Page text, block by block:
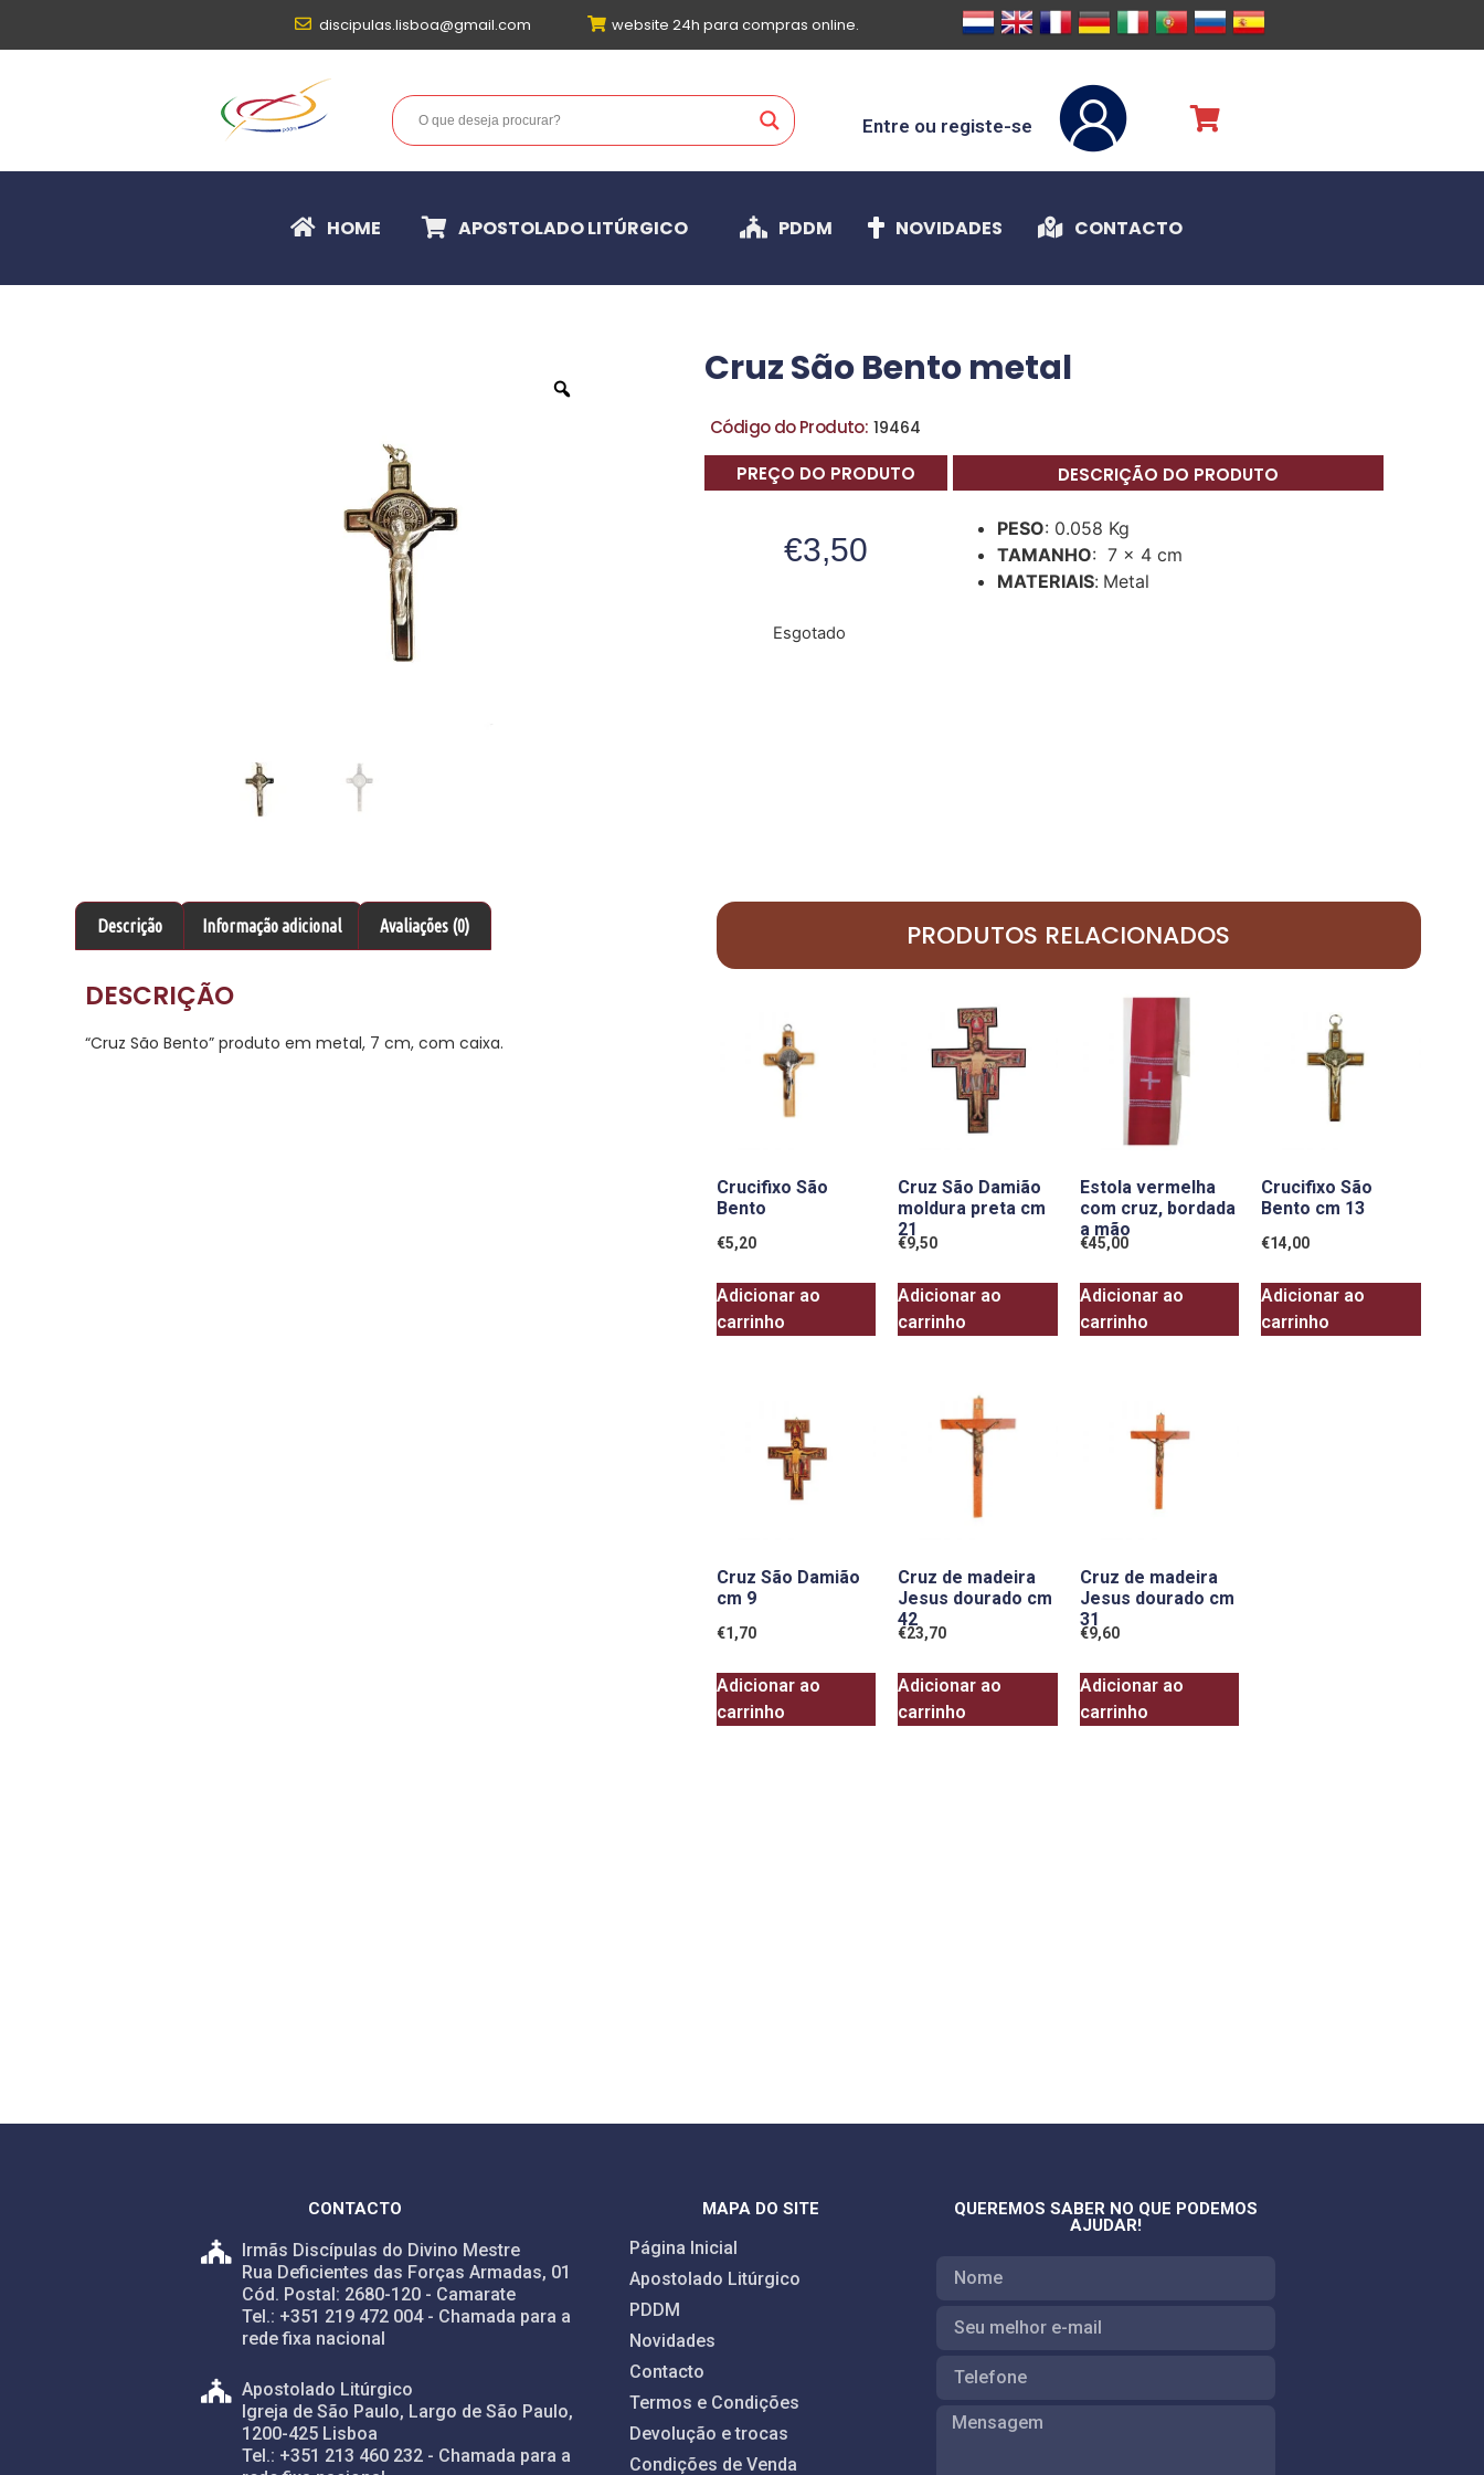
discipulas.lisboa@gmail.com website 24h para compras online.
Entre ou registe-se
HOME APOSTOLADO LITÚRGICO PDDM NOVIDADES CONTACTO
Cruz São Bento metal
Código do Produto: 19464
PREÇO DO PRODUTO
€3,50
DESCRIÇÃO DO PRODUTO
PESO: 0.058 Kg
TAMANHO: 7 x 4 cm
MATERIAIS: Metal
Esgotado
Descrição Informação adicional Avaliações (0)
DESCRIÇÃO
“Cruz São Bento” produto em metal, 7 cm, com caixa.
PRODUTOS RELACIONADOS
Crucifixo São
Bento
€5,20
Adicionar ao
carrinho
Cruz São Damião
moldura preta cm
21
€9,50
Adicionar ao
carrinho
Estola vermelha
com cruz, bordada
a mão
€45,00
Adicionar ao
carrinho
Crucifixo São
Bento cm 13
€14,00
Adicionar ao
carrinho
Cruz São Damião
cm 9
€1,70
Adicionar ao
carrinho
Cruz de madeira
Jesus dourado cm
42
€23,70
Adicionar ao
carrinho
Cruz de madeira
Jesus dourado cm
31
€9,60
Adicionar ao
carrinho
CONTACTO
Irmãs Discípulas do Divino Mestre
Rua Deficientes das Forças Armadas, 01
Cód. Postal: 2680-120 - Camarate
Tel.: +351 219 472 004 - Chamada para a
rede fixa nacional
Apostolado Litúrgico
Igreja de São Paulo, Largo de São Paulo,
1200-425 Lisboa
Tel.: +351 213 460 232 - Chamada para a
MAPA DO SITE
Página Inicial
Apostolado Litúrgico
PDDM
Novidades
Contacto
Termos e Condições
Devolução e trocas
Condições de Venda
QUEREMOS SABER NO QUE PODEMOS
AJUDAR!